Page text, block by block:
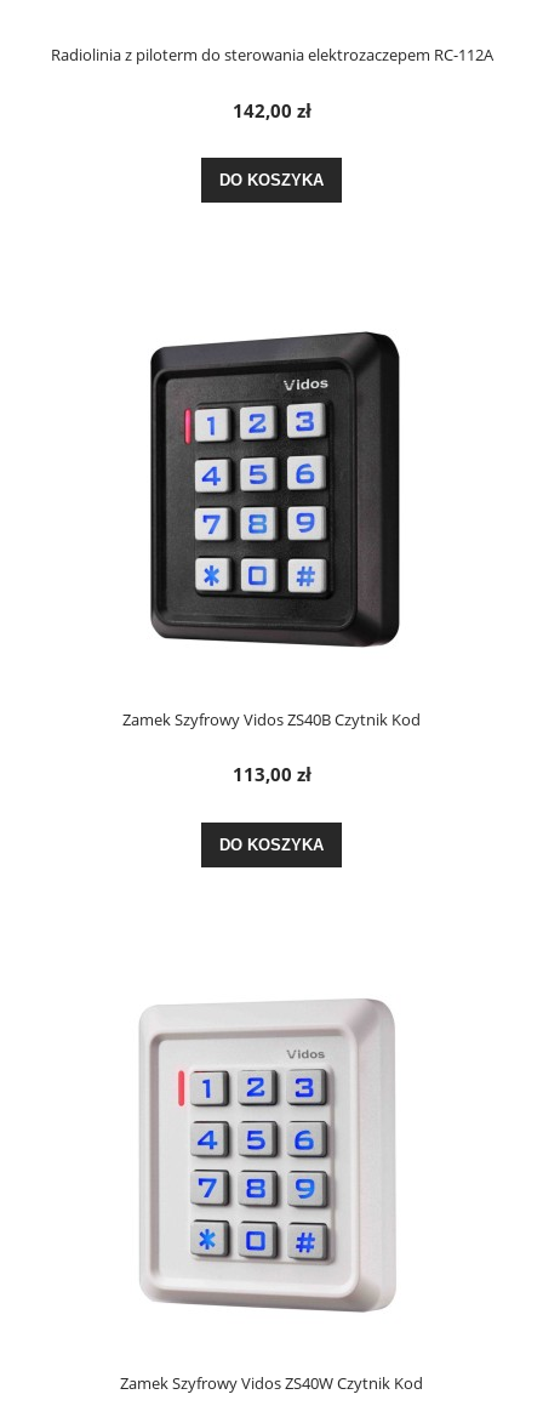
Radiolinia z piloterm do sterowania elektrozaczepem RC-112A
142,00 zł
DO KOSZYKA
Zamek Szyfrowy Vidos ZS40B Czytnik Kod
113,00 zł
DO KOSZYKA
Zamek Szyfrowy Vidos ZS40W Czytnik Kod